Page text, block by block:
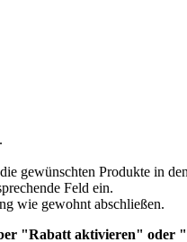
.
gewünschten Produkte in
Feld ein.
wie gewohnt abschließen.
"Rabatt aktivieren" oder